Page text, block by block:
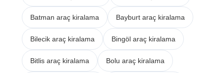
Batman araç kiralama Bayburt araç kiralama
Bilecik araç kiralama Bingöl araç kiralama
Bitlis araç kiralama Bolu araç kiralama